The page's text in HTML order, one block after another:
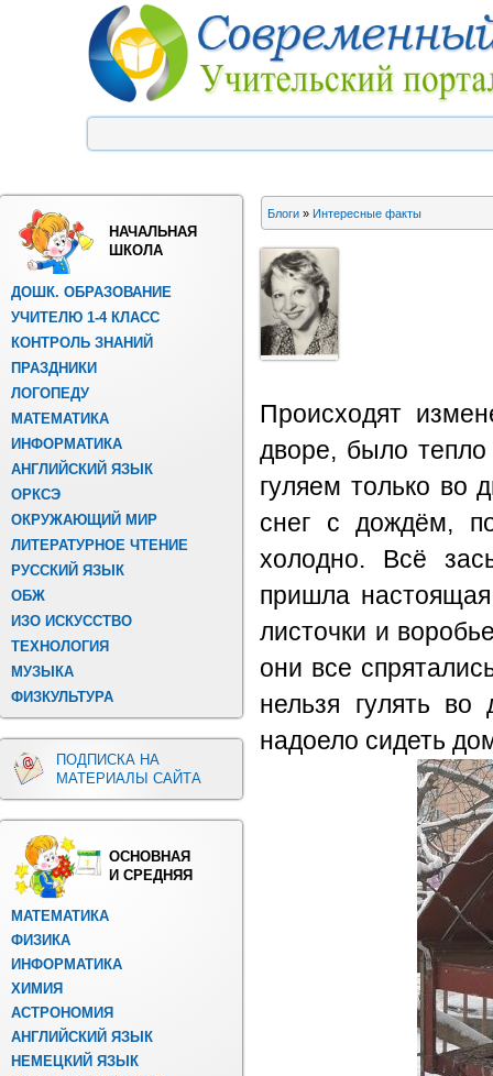
НАЧАЛЬНАЯ
ШКОЛА
ДОШК. ОБРАЗОВАНИЕ
УЧИТЕЛЮ 1-4 КЛАСС
КОНТРОЛЬ ЗНАНИЙ
ПРАЗДНИКИ
ЛОГОПЕДУ
МАТЕМАТИКА
ИНФОРМАТИКА
АНГЛИЙСКИЙ ЯЗЫК
ОРКСЭ
ОКРУЖАЮЩИЙ МИР
ЛИТЕРАТУРНОЕ ЧТЕНИЕ
РУССКИЙ ЯЗЫК
ОБЖ
ИЗО ИСКУССТВО
ТЕХНОЛОГИЯ
МУЗЫКА
ФИЗКУЛЬТУРА
ПОДПИСКА НА
МАТЕРИАЛЫ САЙТА
ОСНОВНАЯ
И СРЕДНЯЯ
МАТЕМАТИКА
ФИЗИКА
ИНФОРМАТИКА
ХИМИЯ
АСТРОНОМИЯ
АНГЛИЙСКИЙ ЯЗЫК
НЕМЕЦКИЙ ЯЗЫК
Блоги » Интересные факты
Происходят
дворе, было
гуляем только во
снег с дождём,
холодно. Всё
пришла
листочки и
они все
нельзя гулять
надоело сидеть